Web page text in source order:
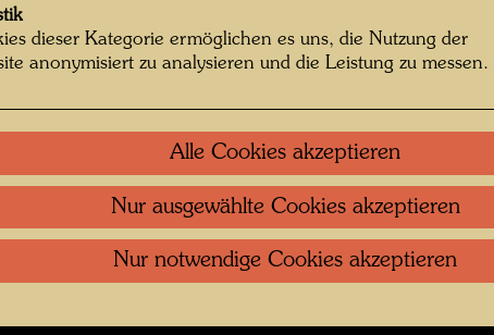
1970er-Jahren
öffnen
Wien
Kontakt . Datenschutz . Copyright
Nutzungsbedingungen
dieser Kategorie ermöglichen es uns, die Nutzung der
anonymisiert zu analysieren und die Leistung zu messen.
Alle Cookies akzeptieren
Nur ausgewählte Cookies akzeptieren
Nur notwendige Cookies akzeptieren